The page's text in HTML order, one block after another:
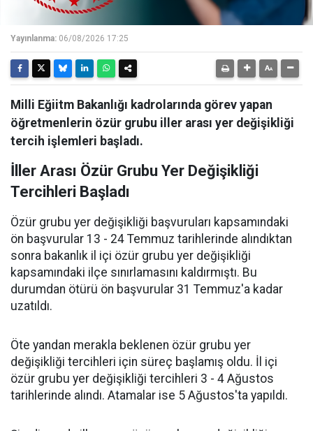
Yayınlanma: 06/08/2026 17:25
Milli Eğiitm Bakanlığı kadrolarında görev yapan
öğretmenlerin özür grubu iller arası yer değişikliği
tercih işlemleri başladı.
İller Arası Özür Grubu Yer Değişikliği
Tercihleri Başladı
Özür grubu yer değişikliği başvuruları kapsamındaki
ön başvurular 13 - 24 Temmuz tarihlerinde alındıktan
sonra bakanlık il içi özür grubu yer değişikliği
kapsamındaki ilçe sınırlamasını kaldırmıştı. Bu
durumdan ötürü ön başvurular 31 Temmuz'a kadar
uzatıldı.
Öte yandan merakla beklenen özür grubu yer
değişikliği tercihleri için süreç başlamış oldu. İl içi
özür grubu yer değişikliği tercihleri 3 - 4 Ağustos
tarihlerinde alındı. Atamalar ise 5 Ağustos'ta yapıldı.